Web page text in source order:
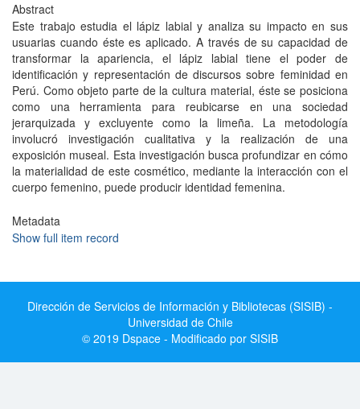
Abstract
Este trabajo estudia el lápiz labial y analiza su impacto en sus
usuarias cuando éste es aplicado. A través de su capacidad de
transformar la apariencia, el lápiz labial tiene el poder de
identificación y representación de discursos sobre feminidad en
Perú. Como objeto parte de la cultura material, éste se posiciona
como una herramienta para reubicarse en una sociedad
jerarquizada y excluyente como la limeña. La metodología
involucró investigación cualitativa y la realización de una
exposición museal. Esta investigación busca profundizar en cómo
la materialidad de este cosmético, mediante la interacción con el
cuerpo femenino, puede producir identidad femenina.
Metadata
Show full item record
Dirección de Servicios de Información y Bibliotecas (SISIB) -
Universidad de Chile
© 2019 Dspace - Modificado por SISIB